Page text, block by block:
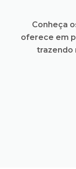
Conheça
oferece em
trazendo